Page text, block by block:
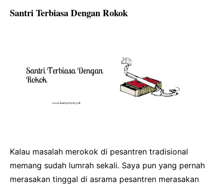
Santri Terbiasa Dengan Rokok
Kalau masalah merokok di pesantren tradisional
memang sudah lumrah sekali. Saya pun yang pernah
merasakan tinggal di asrama pesantren merasakan